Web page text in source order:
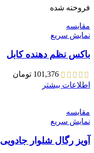
فروخته شده
مقايسه
نمایش سریع
باکس نظم دهنده کابل
101,376 تومان
اطلاعات بیشتر
مقايسه
نمایش سریع
آویز رگال شلوار جادویی